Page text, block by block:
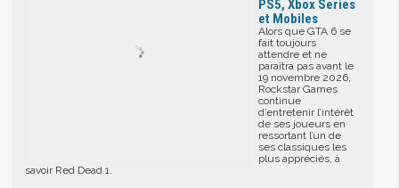
PS5, Xbox Series
et Mobiles
Alors que GTA 6 se
fait toujours
attendre et ne
paraîtra pas avant le
19 novembre 2026,
Rockstar Games
continue
d’entretenir l’intérêt
de ses joueurs en
ressortant l’un de
ses classiques les
plus appréciés, à
savoir Red Dead 1.